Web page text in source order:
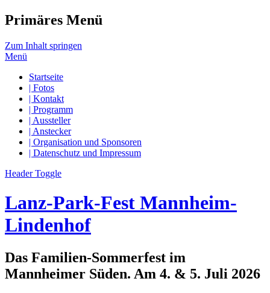
Primäres Menü
Zum Inhalt springen
Menü
Startseite
| Fotos
| Kontakt
| Programm
| Aussteller
| Anstecker
| Organisation und Sponsoren
| Datenschutz und Impressum
Header Toggle
Lanz-Park-Fest Mannheim-
Lindenhof
Das Familien-Sommerfest im
Mannheimer Süden. Am 4. & 5. Juli 2026